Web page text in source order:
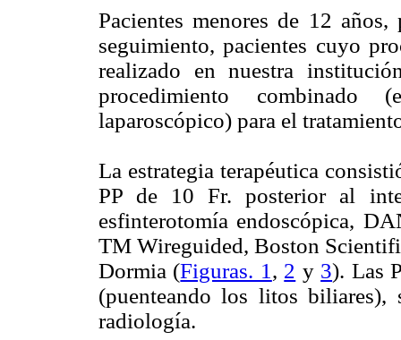
Pacientes menores de 12
seguimiento, pacientes cuyo
realizado en nuestra
procedimiento combinado
laparoscópico) para el
La estrategia terapéutica
PP de 10 Fr. posterior al
esfinterotomía endoscópica,
TM Wireguided, Boston
Dormia (Figuras. 1 , 2 y 3). Las
(puenteando los litos
radiología.